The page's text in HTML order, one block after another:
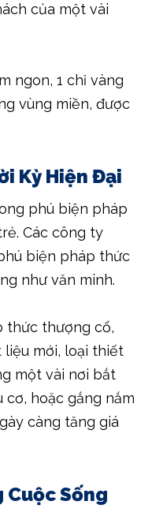
của một vài
ngon, 1 chỉ vàng
vùng miền, được
Kỳ Hiện Đại
phú biện pháp
Các công ty
biện pháp thức
như văn minh.
thức thượng cổ,
mới, loại thiết
một vài nơi bắt
cơ, hoặc gắng nắm
càng tăng giá
Cuộc Sống